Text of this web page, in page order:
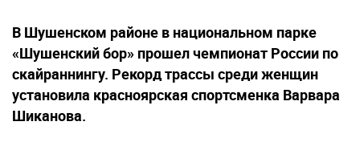
В Шушенском районе в национальном парке
«Шушенский бор» прошел чемпионат России по
скайраннингу. Рекорд трассы среди женщин
установила красноярская спортсменка Варвара
Шиканова.